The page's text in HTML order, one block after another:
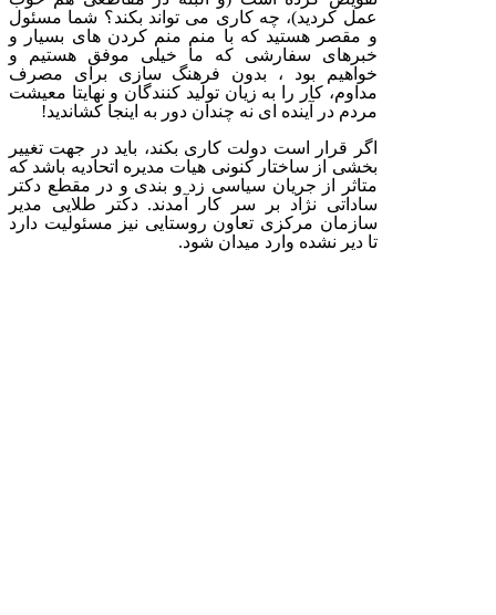
عمل کردید)، چه کاری می تواند بکند؟ شما مسئول
و مقصر هستید که با منم منم کردن های بسیار و
خبرهای سفارشی که ما خیلی موفق هستیم و
خواهیم بود ، بدون فرهنگ سازی برای مصرف
مداوم، کار را به زیان تولید کنندگان و نهایتا معیشت
مردم در آینده ای نه چندان دور به اینجا کشاندید!
اگر قرار است دولت کاری بکند، باید در جهت تغییر
بخشی از ساختار کنونی هیات مدیره اتحادیه باشد که
متاثر از جریان سیاسی زد و بندی و در مقطع دکتر
ساداتی نژاد بر سر کار آمدند. دکتر طلایی مدیر
سازمان مرکزی تعاون روستایی نیز مسئولیت دارد
تا دیر نشده وارد میدان شود.